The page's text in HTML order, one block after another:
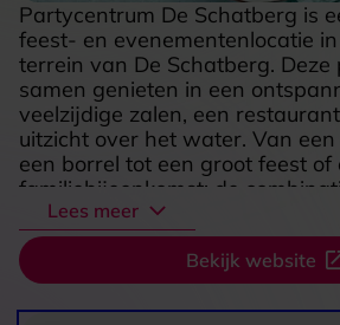
Partycentrum De Schatberg is
feest- en evenementenlocatie in
terrein van De Schatberg. Deze
samen genieten in een
veelzijdige zalen, een
uitzicht over het water. Van een
een borrel tot een groot feest of
familiebijeenkomst: de
sfeer en horeca maakt elk
aantrekkelijk. De omgeving voelt
aan, terwijl de verschillende
en levendigheid brengen.
Schatberg zowel bij uitbundige
Lees meer
Bekijk website